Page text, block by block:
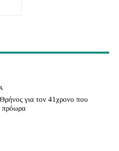
για τον 41χρονο που
πρόωρα